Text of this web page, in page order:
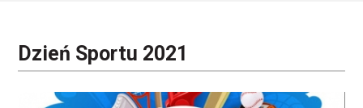
Dzień Sportu 2021